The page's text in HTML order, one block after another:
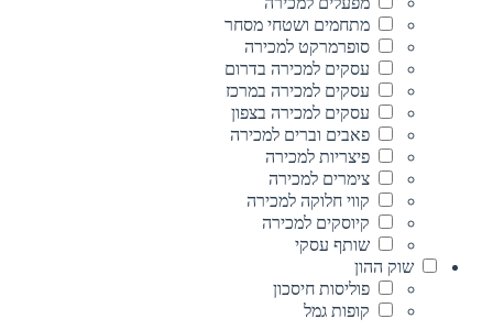
מתחמים ושטחי מסחר
סופרמרקט למכירה
עסקים למכירה בדרום
עסקים למכירה במרכז
עסקים למכירה בצפון
פאבים וברים למכירה
פיצריות למכירה
צימרים למכירה
קווי חלוקה למכירה
קיוסקים למכירה
שותף עסקי
שוק ההון
פוליסות חיסכון
קופות גמל